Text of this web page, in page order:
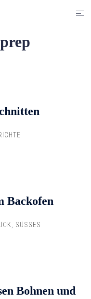
Backofen
SÜSSES
Bohnen und